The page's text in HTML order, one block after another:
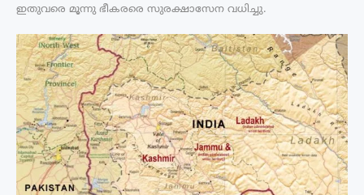
ഇതുവരെ മൂന്നു ഭീകരരെ സുരക്ഷാസേന വധിച്ചു.